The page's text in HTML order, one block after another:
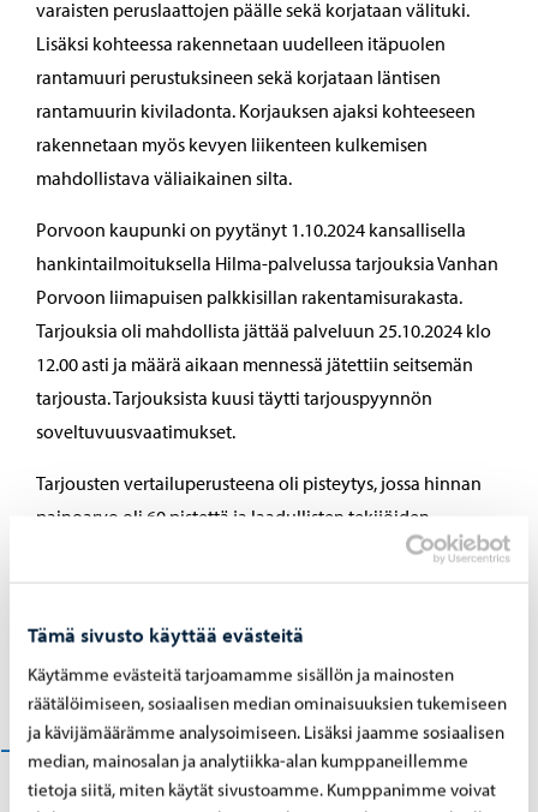
Tämä sivusto käyttää evästeitä
Käytämme evästeitä tarjoamamme sisällön ja mainosten
räätälöimiseen, sosiaalisen median ominaisuuksien tukemiseen
ja kävijämäärämme analysoimiseen. Lisäksi jaamme sosiaalisen
median, mainosalan ja analytiikka-alan kumppaneillemme
tietoja siitä, miten käytät sivustoamme. Kumppanimme voivat
varaisten peruslaattojen päälle sekä korjataan välituki.
Lisäksi kohteessa rakennetaan uudelleen itäpuolen
rantamuuri perustuksineen sekä korjataan läntisen
rantamuurin kiviladonta. Korjauksen ajaksi kohteeseen
rakennetaan myös kevyen liikenteen kulkemisen
mahdollistava väliaikainen silta.
Porvoon kaupunki on pyytänyt 1.10.2024 kansallisella
hankintailmoituksella Hilma-palvelussa tarjouksia Vanhan
Porvoon liimapuisen palkkisillan rakentamisurakasta.
Tarjouksia oli mahdollista jättää palveluun 25.10.2024 klo
12.00 asti ja määrä aikaan mennessä jätettiin seitsemän
tarjousta. Tarjouksista kuusi täytti tarjouspyynnön
soveltuvuusvaatimukset.
Tarjousten vertailuperusteena oli pisteytys, jossa hinnan
painoarvo oli 60 pistettä ja laadullisten tekijöiden
painoarvo 40 pistettä. Hinta- ja laatupisteiden vertailussa
parhaiten sijoittui Kreate Oy (87,16 pistettä). Toiseksi
kolmanneksi Ralf Ajalin Oy (82,86 p). Tämän hankinnan
arvo on 2 690 000 euroa (alv 0 %).
Esityslista (26.11.2024)